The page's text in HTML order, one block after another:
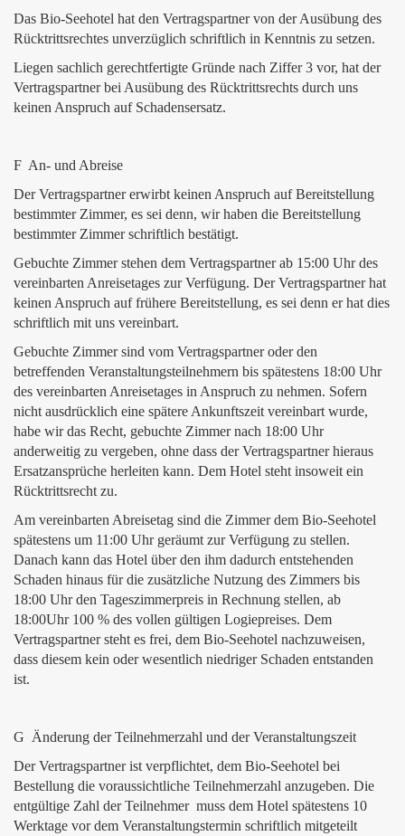
Das Bio-Seehotel hat den Vertragspartner von der Ausübung des
Rücktrittsrechtes unverzüglich schriftlich in Kenntnis zu setzen.
Liegen sachlich gerechtfertigte Gründe nach Ziffer 3 vor, hat der
Vertragspartner bei Ausübung des Rücktrittsrechts durch uns
keinen Anspruch auf Schadensersatz.
F An- und Abreise
Der Vertragspartner erwirbt keinen Anspruch auf Bereitstellung
bestimmter Zimmer, es sei denn, wir haben die Bereitstellung
bestimmter Zimmer schriftlich bestätigt.
Gebuchte Zimmer stehen dem Vertragspartner ab 15:00 Uhr des
vereinbarten Anreisetages zur Verfügung. Der Vertragspartner hat
keinen Anspruch auf frühere Bereitstellung, es sei denn er hat dies
schriftlich mit uns vereinbart.
Gebuchte Zimmer sind vom Vertragspartner oder den
betreffenden Veranstaltungsteilnehmern bis spätestens 18:00 Uhr
des vereinbarten Anreisetages in Anspruch zu nehmen. Sofern
nicht ausdrücklich eine spätere Ankunftszeit vereinbart wurde,
habe wir das Recht, gebuchte Zimmer nach 18:00 Uhr
anderweitig zu vergeben, ohne dass der Vertragspartner hieraus
Ersatzansprüche herleiten kann. Dem Hotel steht insoweit ein
Rücktrittsrecht zu.
Am vereinbarten Abreisetag sind die Zimmer dem Bio-Seehotel
spätestens um 11:00 Uhr geräumt zur Verfügung zu stellen.
Danach kann das Hotel über den ihm dadurch entstehenden
Schaden hinaus für die zusätzliche Nutzung des Zimmers bis
18:00 Uhr den Tageszimmerpreis in Rechnung stellen, ab
18:00Uhr 100 % des vollen gültigen Logiepreises. Dem
Vertragspartner steht es frei, dem Bio-Seehotel nachzuweisen,
dass diesem kein oder wesentlich niedriger Schaden entstanden
ist.
G Änderung der Teilnehmerzahl und der Veranstaltungszeit
Der Vertragspartner ist verpflichtet, dem Bio-Seehotel bei
Bestellung die voraussichtliche Teilnehmerzahl anzugeben. Die
entgültige Zahl der Teilnehmer muss dem Hotel spätestens 10
Werktage vor dem Veranstaltungstermin schriftlich mitgeteilt